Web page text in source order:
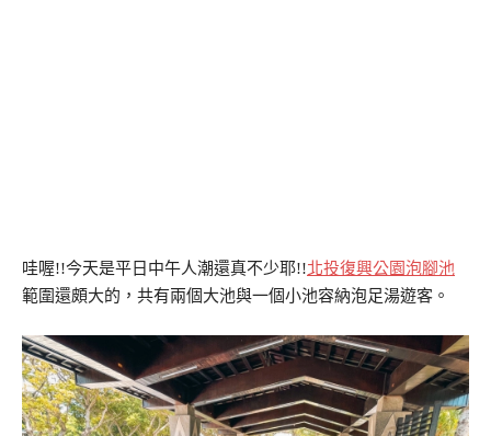
哇喔!!今天是平日中午人潮還真不少耶!!北投復興公園泡腳池
範圍還頗大的，共有兩個大池與一個小池容納泡足湯遊客。